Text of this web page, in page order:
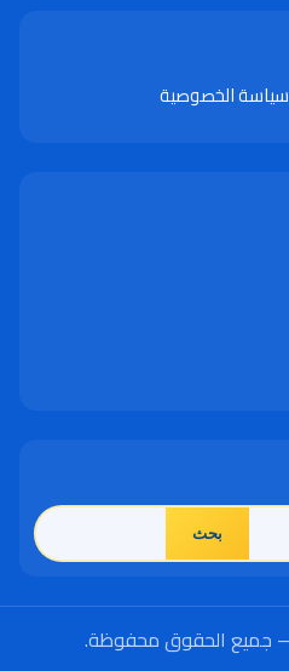
سياسة الخصوصية